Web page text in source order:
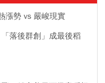
漲勢 vs 嚴峻現實
落後群創」成最後稻